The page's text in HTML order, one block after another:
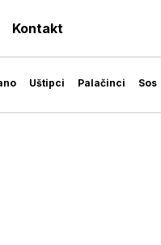
Uštipci Palačinci Sos
Kontakt